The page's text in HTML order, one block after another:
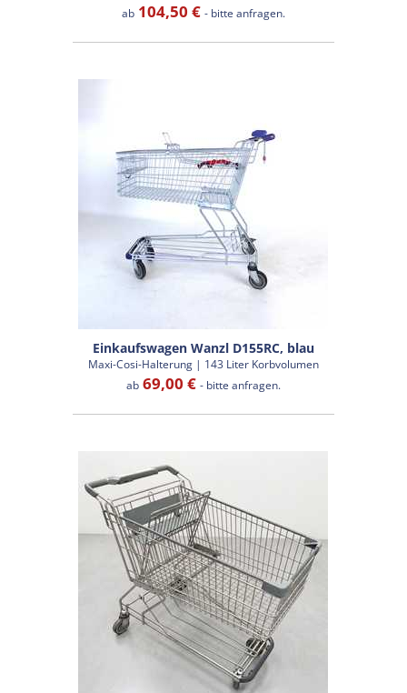
ab104,50 € - bitte anfragen.
Einkaufswagen Wanzl D155RC, blau
Maxi-Cosi-Halterung | 143 Liter Korbvolumen
ab69,00 € - bitte anfragen.